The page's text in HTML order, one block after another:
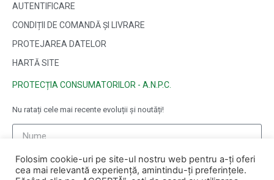
AUTENTIFICARE
CONDIȚII DE COMANDĂ ȘI LIVRARE
PROTEJAREA DATELOR
HARTĂ SITE
PROTECȚIA CONSUMATORILOR - A.N.P.C.
Nu ratați cele mai recente evoluții și noutăți!
Folosim cookie-uri pe site-ul nostru web pentru a-ți oferi
cea mai relevantă experiență, amintindu-ți preferințele.